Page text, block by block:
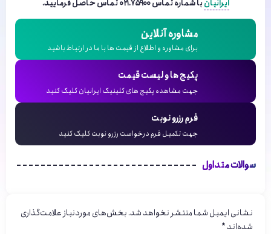
ایرانیانبا شماره تماس۰۲۱.۷۵۹۰۰تماس حاصل فرمایید.
مشاوره آنلاین
برای مشاوره و اطلاع از قیمت ها با ما در ارتباط باشید
پکیج ها و لیست قیمت
جهت مشاهده پکیج های کلینیک ایرانیان کلیک کنید
فرم رزرو نوبت
جهت تکمیل فرم درخواست رزرو نوبت کلیک کنید
سوالات متداول
نشانی ایمیل شما منتشر نخواهد شد.بخش‌های موردنیاز علامت‌گذاری
شده‌اند*